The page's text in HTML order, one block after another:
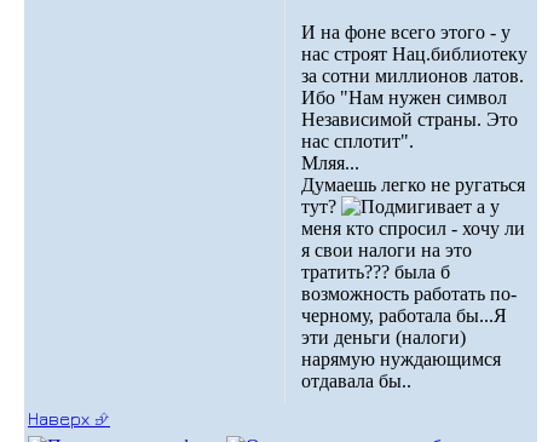
И на фоне всего этого - у
нас строят Нац.библиотеку
за сотни миллионов латов.
Ибо "Нам нужен символ
Независимой страны. Это
нас сплотит".
Мляя...
Думаешь легко не ругаться
тут?
а у
меня кто спросил - хочу ли
я свои налоги на это
тратить??? была б
возможность работать по-
черному, работала бы...Я
эти деньги (налоги)
нарямую нуждающимся
отдавала бы..
Наверх ⮵